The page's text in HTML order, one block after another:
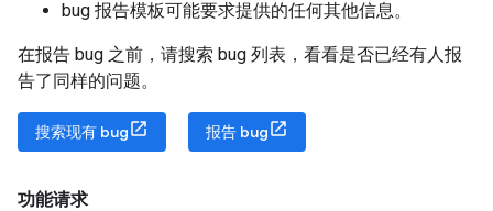
bug 报告模板可能要求提供的任何其他信息。
在报告 bug 之前，请搜索 bug 列表，看看是否已经有人报
告了同样的问题。
搜索现有 bug 报告 bug
功能请求